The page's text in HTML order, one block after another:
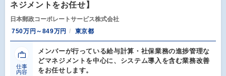
ネジメントをお任せ】
日本郵政コーポレートサービス株式会社
750万円～849万円
東京都
仕事
内容
メンバーが行っている給与計算・社保業務の進捗管理な
どマネジメントを中心に、システム導入を含む業務改善
をお任せします。